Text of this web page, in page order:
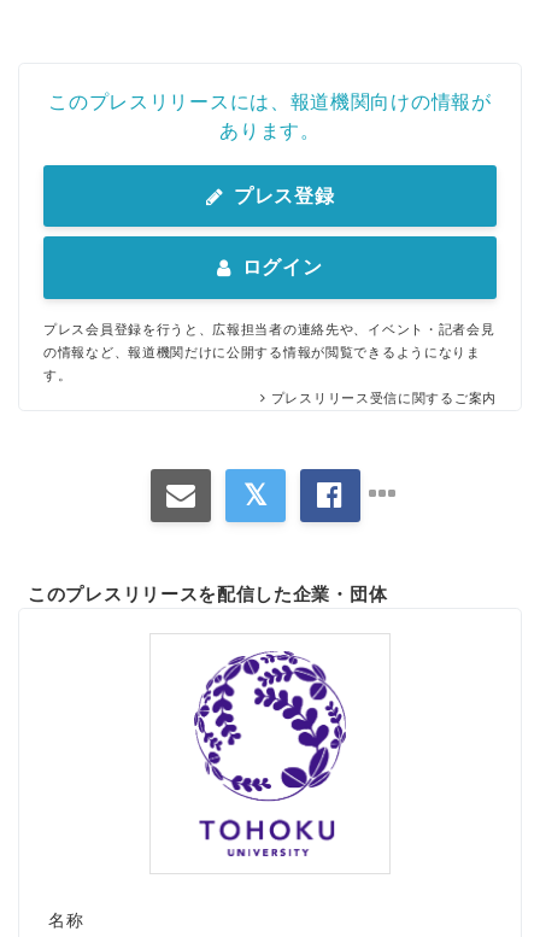
このプレスリリースには、報道機関向けの情報が
あります。
プレス登録
ログイン
プレス会員登録を行うと、広報担当者の連絡先や、イベント・記者会見
の情報など、報道機関だけに公開する情報が閲覧できるようになりま
す。
プレスリリース受信に関するご案内
このプレスリリースを配信した企業・団体
名称